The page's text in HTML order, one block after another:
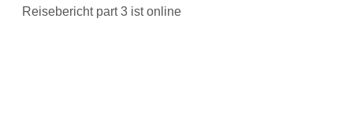
Reisebericht part 3 ist online